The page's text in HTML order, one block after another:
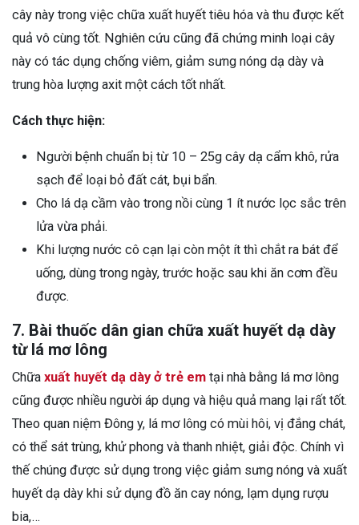
cây này trong việc chữa xuất huyết tiêu hóa và thu được kết
quả vô cùng tốt. Nghiên cứu cũng đã chứng minh loại cây
này có tác dụng chống viêm, giảm sưng nóng dạ dày và
trung hòa lượng axit một cách tốt nhất.
Cách thực hiện:
Người bệnh chuẩn bị từ 10 – 25g cây dạ cẩm khô, rửa
sạch để loại bỏ đất cát, bụi bẩn.
Cho lá dạ cầm vào trong nồi cùng 1 ít nước lọc sắc trên
lửa vừa phải.
Khi lượng nước cô cạn lại còn một ít thì chắt ra bát để
uống, dùng trong ngày, trước hoặc sau khi ăn cơm đều
được.
7. Bài thuốc dân gian chữa xuất huyết dạ dày
từ lá mơ lông
Chữa xuất huyết dạ dày ở trẻ em tại nhà bằng lá mơ lông
cũng được nhiều người áp dụng và hiệu quả mang lại rất tốt.
Theo quan niệm Đông y, lá mơ lông có mùi hôi, vị đắng chát,
có thể sát trùng, khử phong và thanh nhiệt, giải độc. Chính vì
thế chúng được sử dụng trong việc giảm sưng nóng và xuất
huyết dạ dày khi sử dụng đồ ăn cay nóng, lạm dụng rượu
bia,…